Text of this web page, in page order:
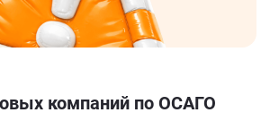
компаний по ОСАГО